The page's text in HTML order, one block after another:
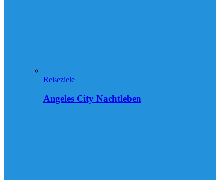
Reiseziele
Angeles City Nachtleben